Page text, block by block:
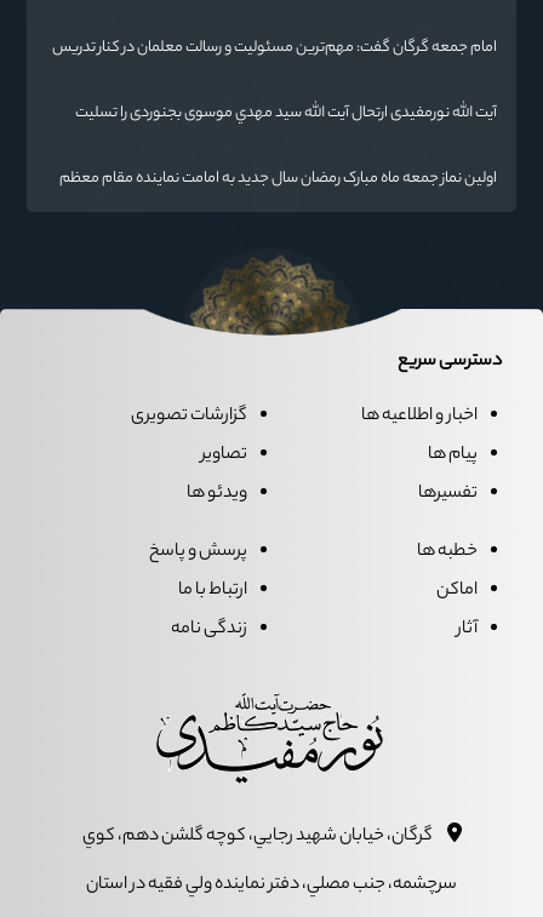
امام جمعه گرگان گفت: مهم‌ترین مسئولیت و رسالت معلمان در کنار تدریس
ایران اسلامی است.
آیت الله نورمفیدی ارتحال آیت الله سيد مهدي موسوی بجنوردی را تسلیت
اولین نماز جمعه ماه مبارک رمضان سال جدید به امامت نماینده مقام معظم
دسترسی سریع
اخبار و اطلاعیه ها
پیام ها
تفسیرها
گزارشات تصویری
تصاویر
ویدئو ها
خطبه ها
اماکن
آثار
پرسش و پاسخ
ارتباط با ما
زندگی نامه
گرگان، خيابان شهيد رجايي، کوچه گلشن دهم، کوي
سرچشمه، جنب مصلي، دفتر نماينده ولي فقيه در استان